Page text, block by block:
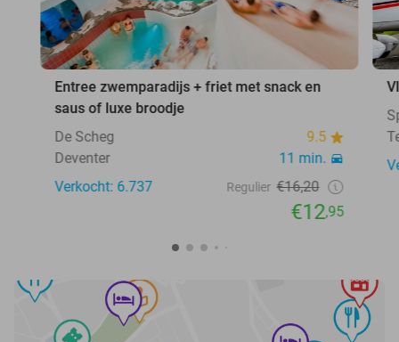
Entree zwemparadijs + friet met snack en
saus of luxe broodje
De Scheg
9.5
Deventer
11 min.
Verkocht: 6.737
Regulier €16,20
€12,95